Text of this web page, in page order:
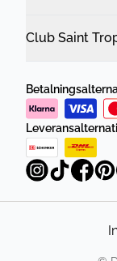
Club Saint